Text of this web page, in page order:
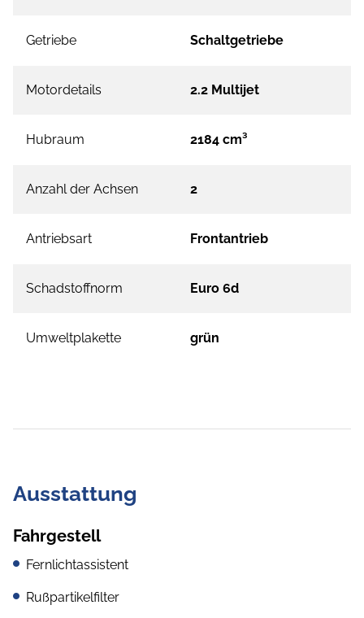
Getriebe Schaltgetriebe
Motordetails 2.2 Multijet
Hubraum 2184 cm³
Anzahl der Achsen 2
Antriebsart Frontantrieb
Schadstoffnorm Euro 6d
Umweltplakette grün
Ausstattung
Fahrgestell
Fernlichtassistent
Rußpartikelfilter